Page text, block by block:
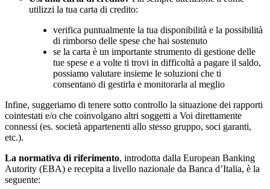
utilizzi la tua carta di credito:
verifica puntualmente la tua disponibilità e la possibilità
di rimborso delle spese che hai sostenuto
se la carta è un importante strumento di gestione delle
tue spese e a volte ti trovi in difficoltà a pagare il saldo,
possiamo valutare insieme le soluzioni che ti
consentano di gestirla e monitorarla al meglio
Infine, suggeriamo di tenere sotto controllo la situazione dei rapporti
cointestati e/o che coinvolgano altri soggetti a Voi direttamente
connessi (es. società appartenenti allo stesso gruppo, soci garanti,
etc.).
La normativa di riferimento, introdotta dalla European Banking
Autority (EBA) e recepita a livello nazionale da Banca d’Italia, è la
seguente: